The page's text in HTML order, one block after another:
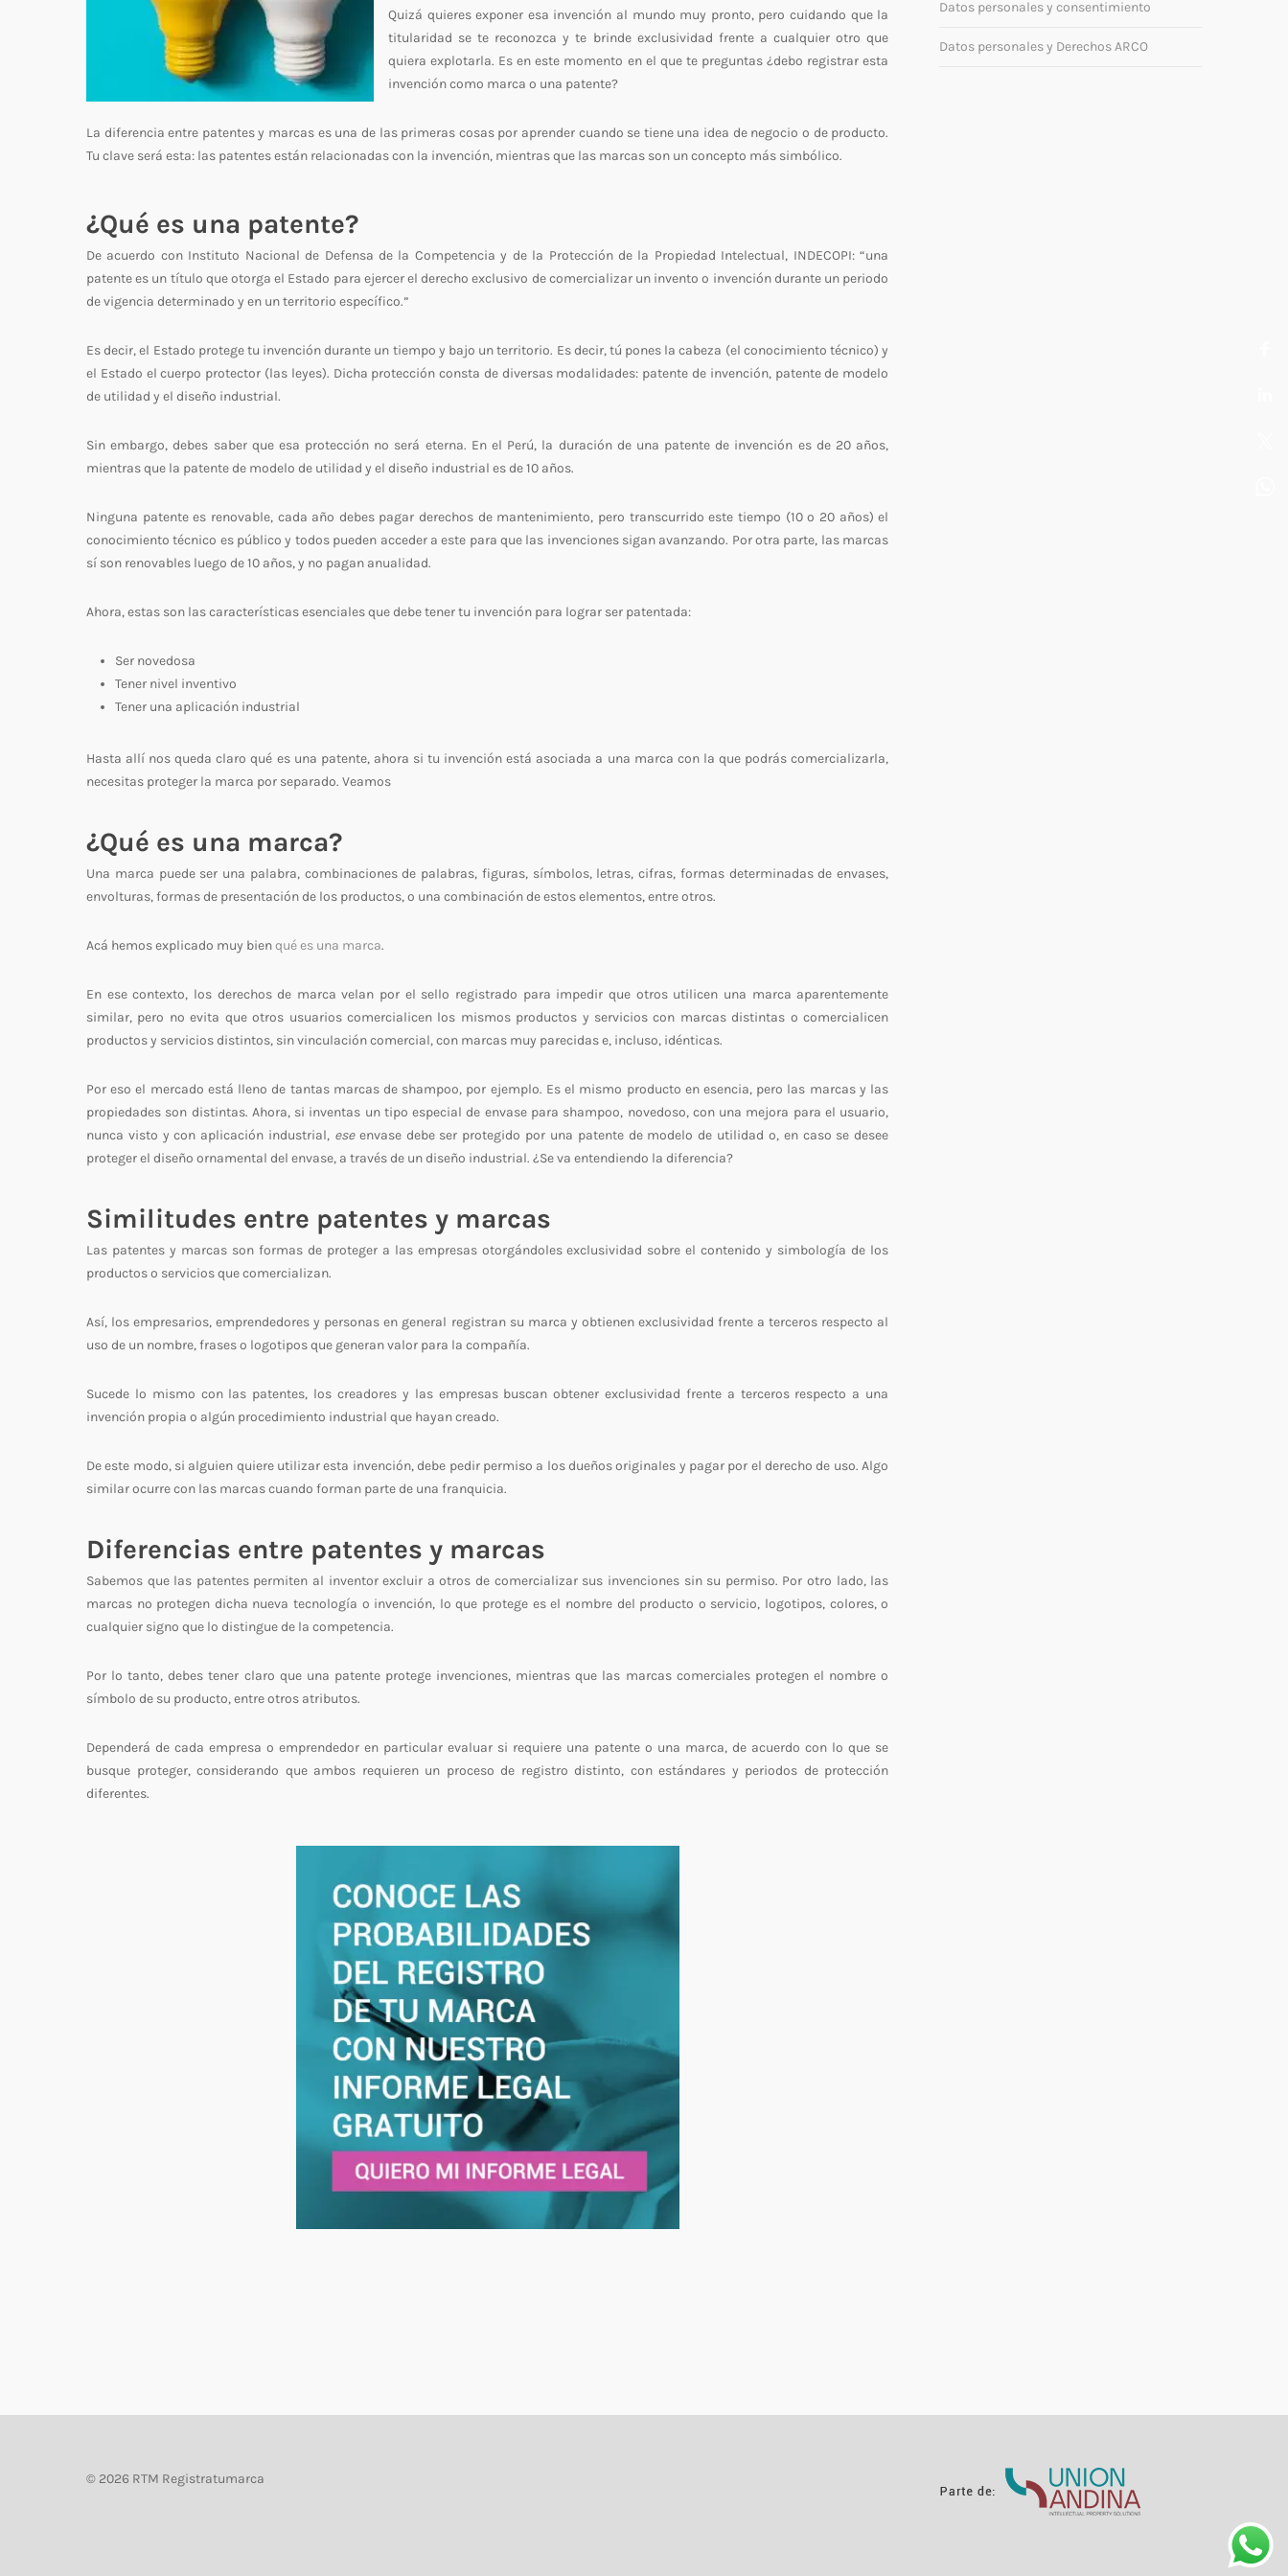
Quizá quieres exponer esa invención al mundo muy pronto, pero cuidando que la
titularidad se te reconozca y te brinde exclusividad frente a cualquier otro que
quiera explotarla. Es en este momento en el que te preguntas ¿debo registrar esta
invención como marca o una patente?
La diferencia entre patentes y marcas es una de las primeras cosas por aprender cuando se tiene una idea de negocio o de producto.
Tu clave será esta: las patentes están relacionadas con la invención, mientras que las marcas son un concepto más simbólico.
¿Qué es una patente?
De acuerdo con Instituto Nacional de Defensa de la Competencia y de la Protección de la Propiedad Intelectual, INDECOPI: “una
patente es un título que otorga el Estado para ejercer el derecho exclusivo de comercializar un invento o invención durante un periodo
de vigencia determinado y en un territorio específico.”
Es decir, el Estado protege tu invención durante un tiempo y bajo un territorio. Es decir, tú pones la cabeza (el conocimiento técnico) y
el Estado el cuerpo protector (las leyes). Dicha protección consta de diversas modalidades: patente de invención, patente de modelo
de utilidad y el diseño industrial.
Sin embargo, debes saber que esa protección no será eterna. En el Perú, la duración de una patente de invención es de 20 años,
mientras que la patente de modelo de utilidad y el diseño industrial es de 10 años.
Ninguna patente es renovable, cada año debes pagar derechos de mantenimiento, pero transcurrido este tiempo (10 o 20 años) el
conocimiento técnico es público y todos pueden acceder a este para que las invenciones sigan avanzando. Por otra parte, las marcas
sí son renovables luego de 10 años, y no pagan anualidad.
Ahora, estas son las características esenciales que debe tener tu invención para lograr ser patentada:
Ser novedosa
Tener nivel inventivo
Tener una aplicación industrial
Hasta allí nos queda claro qué es una patente, ahora si tu invención está asociada a una marca con la que podrás comercializarla,
necesitas proteger la marca por separado. Veamos
¿Qué es una marca?
Una marca puede ser una palabra, combinaciones de palabras, figuras, símbolos, letras, cifras, formas determinadas de envases,
envolturas, formas de presentación de los productos, o una combinación de estos elementos, entre otros.
Acá hemos explicado muy bienqué es una marca.
En ese contexto, los derechos de marca velan por el sello registrado para impedir que otros utilicen una marca aparentemente
similar, pero no evita que otros usuarios comercialicen los mismos productos y servicios con marcas distintas o comercialicen
productos y servicios distintos, sin vinculación comercial, con marcas muy parecidas e, incluso, idénticas.
Por eso el mercado está lleno de tantas marcas de shampoo, por ejemplo. Es el mismo producto en esencia, pero las marcas y las
propiedades son distintas. Ahora, si inventas un tipo especial de envase para shampoo, novedoso, con una mejora para el usuario,
nunca visto y con aplicación industrial, eseenvase debe ser protegido por una patente de modelo de utilidad o, en caso se desee
proteger el diseño ornamental del envase, a través de un diseño industrial. ¿Se va entendiendo la diferencia?
Similitudes entre patentes y marcas
Las patentes y marcas son formas de proteger a las empresas otorgándoles exclusividad sobre el contenido y simbología de los
productos o servicios que comercializan.
Así, los empresarios, emprendedores y personas en general registran su marca y obtienen exclusividad frente a terceros respecto al
uso de un nombre, frases o logotipos que generan valor para la compañía.
Sucede lo mismo con las patentes, los creadores y las empresas buscan obtener exclusividad frente a terceros respecto a una
invención propia o algún procedimiento industrial que hayan creado.
De este modo, si alguien quiere utilizar esta invención, debe pedir permiso a los dueños originales y pagar por el derecho de uso. Algo
similar ocurre con las marcas cuando forman parte de una franquicia.
Diferencias entre patentes y marcas
Sabemos que las patentes permiten al inventor excluir a otros de comercializar sus invenciones sin su permiso. Por otro lado, las
marcas no protegen dicha nueva tecnología o invención, lo que protege es el nombre del producto o servicio, logotipos, colores, o
cualquier signo que lo distingue de la competencia.
Por lo tanto, debes tener claro que una patente protege invenciones, mientras que las marcas comerciales protegen el nombre o
símbolo de su producto, entre otros atributos.
Dependerá de cada empresa o emprendedor en particular evaluar si requiere una patente o una marca, de acuerdo con lo que se
busque proteger, considerando que ambos requieren un proceso de registro distinto, con estándares y periodos de protección
diferentes.
Datos personales y consentimiento
Datos personales y Derechos ARCO
© 2026 RTM Registratumarca